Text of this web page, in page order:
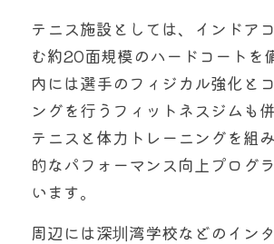
テニス施設としては、インドア
む約20面規模のハードコートを
内には選手のフィジカル強化と
ングを行うフィットネスジムも
テニスと体力トレーニングを組
的なパフォーマンス向上プログ
います。
周辺には深圳湾学校などのイン